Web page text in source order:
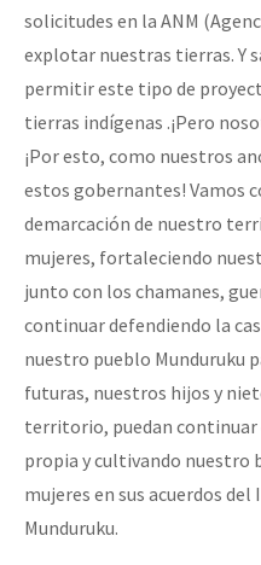
solicitudes en la ANM
explotar nuestras tierras. Y
permitir este tipo de
tierras indígenas .¡Pero
¡Por esto, como nuestros
estos gobernantes! Vamos
demarcación de nuestro
mujeres, fortaleciendo
junto con los chamanes,
continuar defendiendo la
nuestro pueblo Munduruku
futuras, nuestros hijos y
territorio, puedan
propia y cultivando nuestro
mujeres en sus acuerdos
Munduruku.